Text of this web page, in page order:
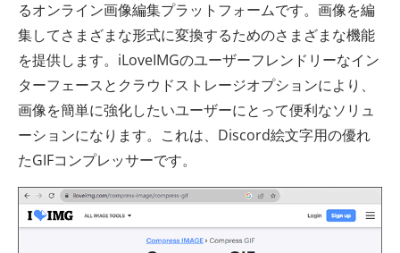
るオンライン画像編集プラットフォームです。画像を編
集してさまざまな形式に変換するためのさまざまな機能
を提供します。iLoveIMGのユーザーフレンドリーなイン
ターフェースとクラウドストレージオプションにより、
画像を簡単に強化したいユーザーにとって便利なソリュ
ーションになります。これは、Discord絵文字用の優れ
たGIFコンプレッサーです。